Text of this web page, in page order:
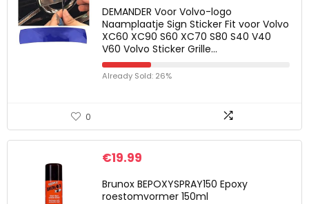
DEMANDER Voor Volvo-logo
Naamplaatje Sign Sticker Fit voor Volvo
XC60 XC90 S60 XC70 S80 S40 V40
V60 Volvo Sticker Grille…
Already Sold: 26%
0
€19.99
Brunox BEPOXYSPRAY150 Epoxy
roestomvormer 150ml